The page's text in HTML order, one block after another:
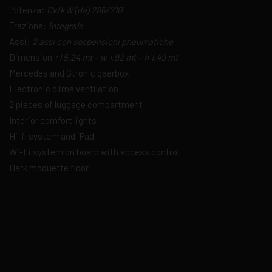
Potenza:
Cv/kW (da) 286/210
Trazione:
integrale
Assi:
2 assi con sospensioni pneumatiche
Dimensioni
l 5,24 mt – w 1,92 mt – h 1,49 mt
Mercedes and Gtronic gearbox
Electronic clima ventilation
2 pieces of luggage compartment
Interior comfort lights
Hi-fi system and iPad
Wi-Fi system on board with access control
Dark moquette floor